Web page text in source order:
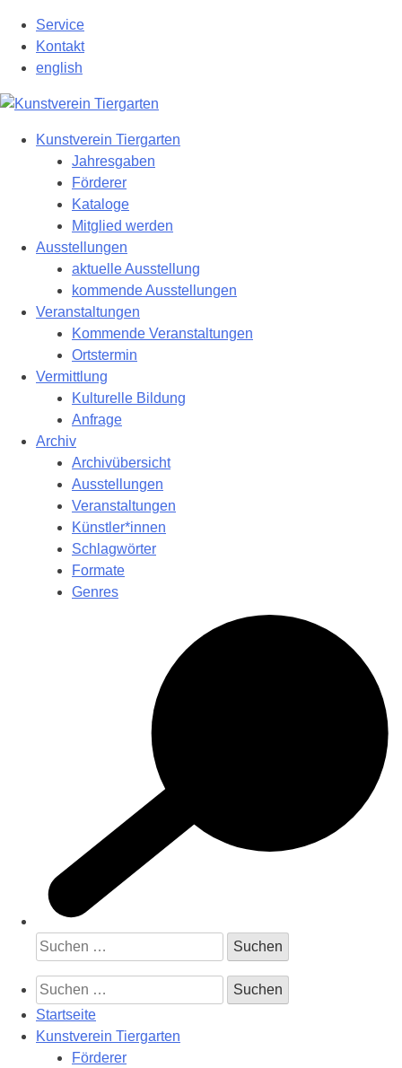
Hauptinhalt
springen
Service
Kontakt
english
Kunstverein Tiergarten
Jahresgaben
Förderer
Kataloge
Mitglied werden
Ausstellungen
aktuelle Ausstellung
kommende Ausstellungen
Veranstaltungen
Kommende Veranstaltungen
Ortstermin
Vermittlung
Kulturelle Bildung
Anfrage
Archiv
Archivübersicht
Ausstellungen
Veranstaltungen
Künstler*innen
Schlagwörter
Formate
Genres
Suchen
nach:
Suchen
nach:
Startseite
Kunstverein Tiergarten
Förderer